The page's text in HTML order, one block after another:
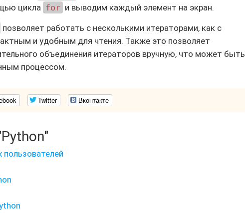
цикла for и выводим каждый элемент на экран.
позволяет работать с несколькими итераторами, как с
и удобным для чтения. Также это позволяет
объединения итераторов вручную, что может быть
процессом.
Twitter Вконтакте